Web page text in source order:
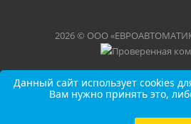
2026 © ООО
Данный сайт использует cookies
Вам нужно принять это,